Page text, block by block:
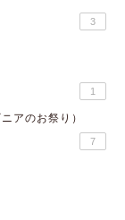
3
1
アのお祭り）
7